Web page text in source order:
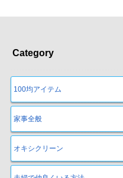
Category
100均アイテム
家事全般
オキシクリーン